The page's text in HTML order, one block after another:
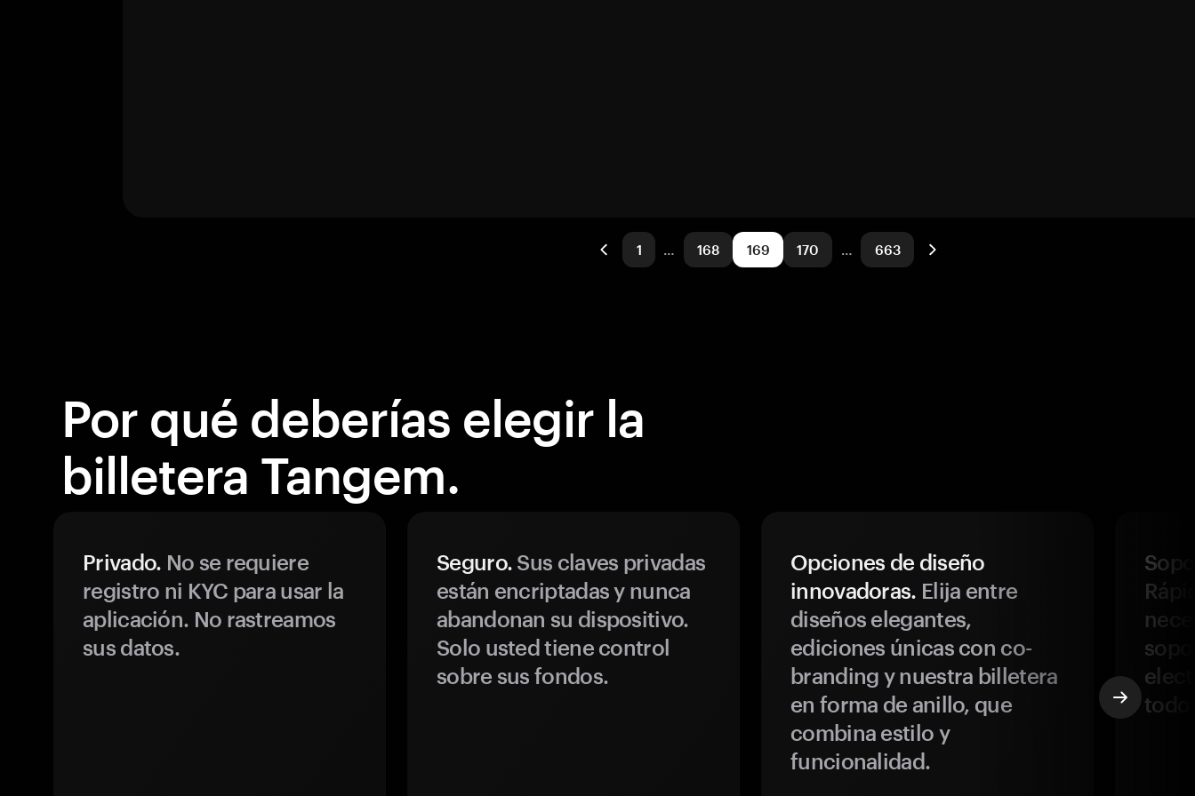
1 … 168 169 170 … 663
Por qué deberías elegir la
billetera Tangem.
Privado. No se requiere
registro ni KYC para usar la
aplicación. No rastreamos
sus datos.
Seguro. Sus claves privadas
están encriptadas y nunca
abandonan su dispositivo.
Solo usted tiene control
sobre sus fondos.
Opciones de diseño
innovadoras. Elija entre
diseños elegantes,
ediciones únicas con co-
branding y nuestra billetera
en forma de anillo, que
combina estilo y
funcionalidad.
todo